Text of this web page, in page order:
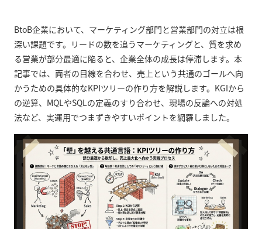
BtoB企業において、マーケティング部門と営業部門の対立は根
深い課題です。リードの数を追うマーケティングと、質を求め
る営業が部分最適に陥ると、企業全体の成長は停滞します。本
記事では、両者の目線を合わせ、売上という共通のゴールへ向
かうための具体的なKPIツリーの作り方を解説します。KGIから
の逆算、MQLやSQLの定義のすり合わせ、現場の反論への対処
法など、実運用でつまずきやすいポイントを網羅しました。